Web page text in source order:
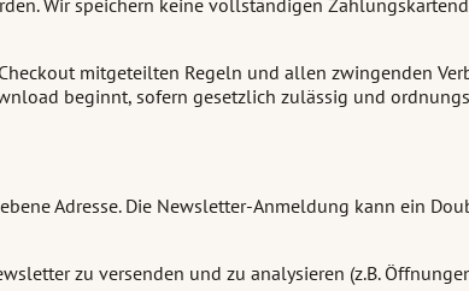
Wir speichern keine vollständigen
mitgeteilten Regeln und allen zwingenden
beginnt, sofern gesetzlich zulässig und
Adresse. Die Newsletter-Anmeldung kann ein
zu versenden und zu analysieren (z.B.